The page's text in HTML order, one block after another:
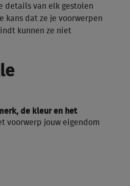
details van elk gestolen
kans dat ze je voorwerpen
kunnen ze niet
de kleur en het
voorwerp jouw eigendom